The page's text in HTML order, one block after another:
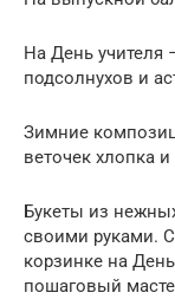
На День учителя
подсолнухов и
Зимние
веточек хлопка
Букеты из
своими руками.
корзинке на
пошаговый